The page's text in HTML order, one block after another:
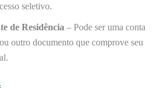
seletivo.
de Residência – Pode ser uma conta
outro documento que comprove seu